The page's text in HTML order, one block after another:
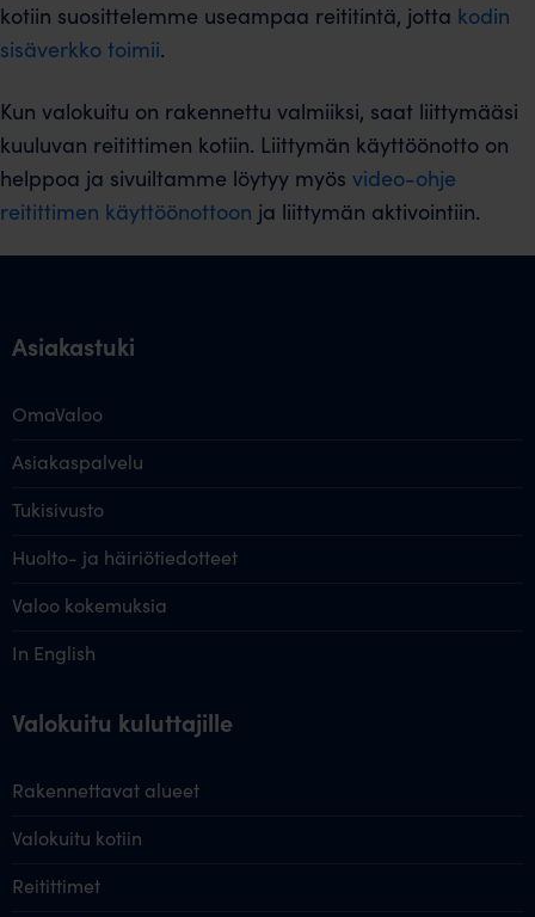
kotiin suosittelemme useampaa reititintä, jotta kodin
sisäverkko toimii.
Kun valokuitu on rakennettu valmiiksi, saat liittymääsi
kuuluvan reitittimen kotiin. Liittymän käyttöönotto on
helppoa ja sivuiltamme löytyy myös video-ohje
reitittimen käyttöönottoon ja liittymän aktivointiin.
Asiakastuki
OmaValoo
Asiakaspalvelu
Tukisivusto
Huolto- ja häiriötiedotteet
Valoo kokemuksia
In English
Valokuitu kuluttajille
Rakennettavat alueet
Valokuitu kotiin
Reitittimet